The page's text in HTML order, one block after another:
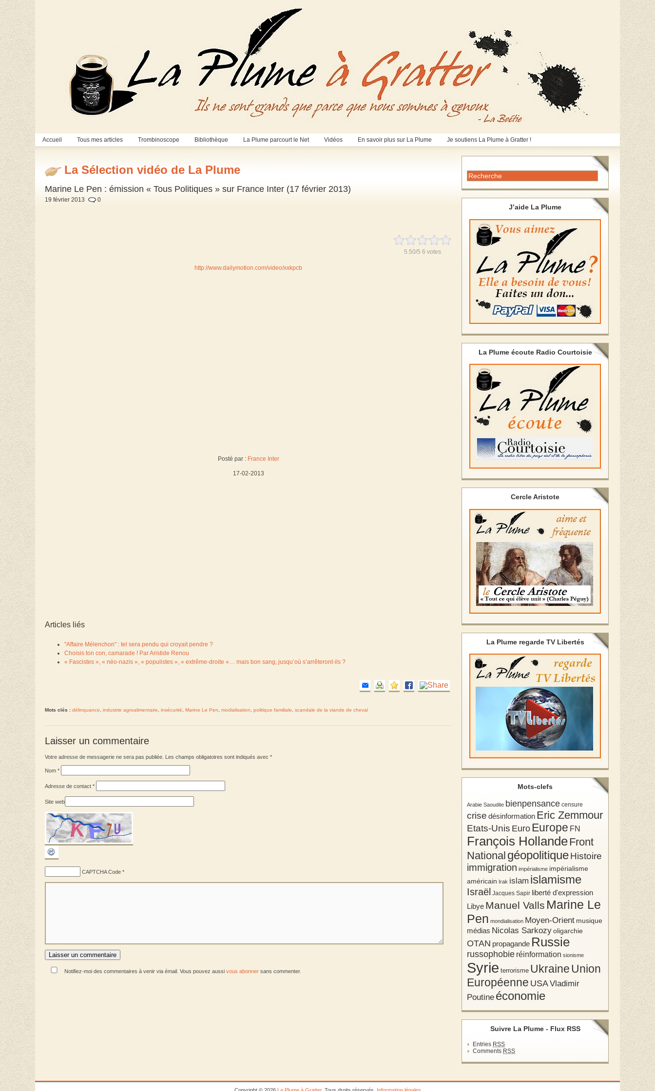
Accueil Tous mes articles Trombinoscope Bibliothèque La Plume parcourt le Net Vidéos En savoir plus sur La Plume Je soutiens La Plume à Gratter !
La Sélection vidéo de La Plume
Marine Le Pen : émission « Tous Politiques » sur France Inter (17 février 2013)
19 février 2013 0
5.50/5 6 votes
http://www.dailymotion.com/video/xxkpcb
Posté par : France Inter
17-02-2013
Articles liés
"Affaire Mélenchon" : tel sera pendu qui croyait pendre ?
Choisis ton con, camarade ! Par Aristide Renou
« Fascistes », « néo-nazis », « populistes », « extrême-droite »… mais bon sang, jusqu’où s’arrêteront-ils ?
Mots clés : délinquance industrie agroalimentaire insécurité Marine Le Pen modialisation politique familiale scandale de la viande de cheval
Laisser un commentaire
Votre adresse de messagerie ne sera pas publiée. Les champs obligatoires sont indiqués avec *
Nom *
Adresse de contact *
Site web
CAPTCHA Code *
Notifiez-moi des commentaires à venir via émail. Vous pouvez aussi vous abonner sans commenter.
J’aide La Plume
La Plume écoute Radio Courtoisie
Cercle Aristote
La Plume regarde TV Libertés
Mots-clefs
Arabie Saoudite bienpensance censure
crise désinformation Eric Zemmour
Etats-Unis Euro Europe FN
François HollandeFront
National géopolitiqueHistoire
immigration impérialisme impérialisme
américain Irak islam islamisme
Israël Jacques Sapir liberté d'expression
Libye Manuel Valls Marine Le
Pen mondialisation Moyen-Orient musique
médias Nicolas Sarkozyoligarchie
OTAN propagande Russie
russophobie réinformation sionisme
Syrie terrorisme Ukraine Union
Européenne USAVladimir
Poutine économie
Suivre La Plume - Flux RSS
Entries RSS
Comments RSS